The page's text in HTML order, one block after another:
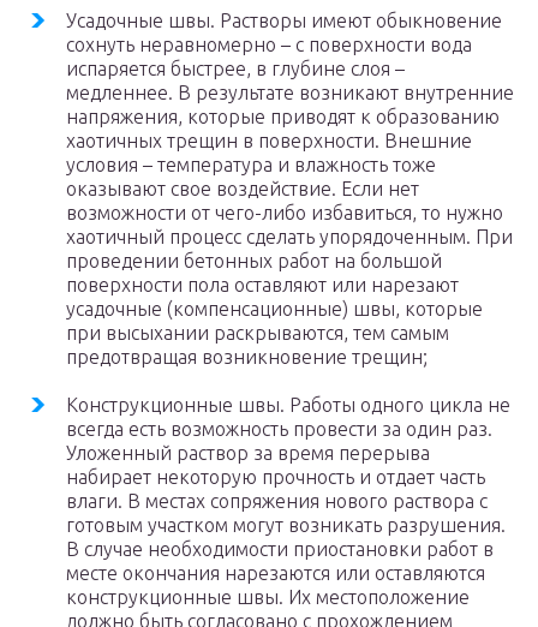
Усадочные швы. Растворы имеют обыкновение
сохнуть неравномерно – с поверхности вода
испаряется быстрее, в глубине слоя –
медленнее. В результате возникают внутренние
напряжения, которые приводят к образованию
хаотичных трещин в поверхности. Внешние
условия – температура и влажность тоже
оказывают свое воздействие. Если нет
возможности от чего-либо избавиться, то нужно
хаотичный процесс сделать упорядоченным. При
проведении бетонных работ на большой
поверхности пола оставляют или нарезают
усадочные (компенсационные) швы, которые
при высыхании раскрываются, тем самым
предотвращая возникновение трещин;
Конструкционные швы. Работы одного цикла не
всегда есть возможность провести за один раз.
Уложенный раствор за время перерыва
набирает некоторую прочность и отдает часть
влаги. В местах сопряжения нового раствора с
готовым участком могут возникать разрушения.
В случае необходимости приостановки работ в
месте окончания нарезаются или оставляются
конструкционные швы. Их местоположение
должно быть согласовано с прохождением